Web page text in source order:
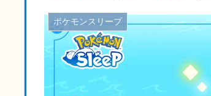
ポケモンスリープ